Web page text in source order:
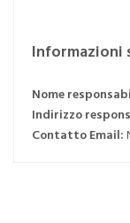
Informazioni
Nome
Indirizzo
Contatto Email: